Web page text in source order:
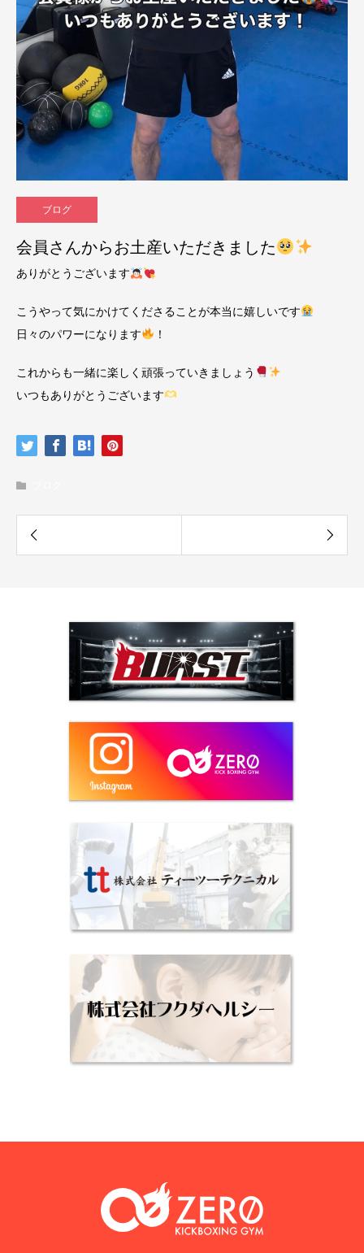
ブログ
会員さんからお土産いただきました
ありがとうございます
こうやって気にかけてくださることが本当に嬉しいです
日々のパワーになります
！
これからも一緒に楽しく頑張っていきましょう
いつもありがとうございます